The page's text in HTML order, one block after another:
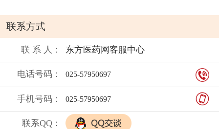
司都会要求供应商必须提供GMP、
商检，产品出厂全部进行合格审查。
提供39个字号和合法PI文，从生产到
交货全程一对一专人跟进，售后一个
月内出现质量问题，无条件退换货。
依托同济大学的科研实力，公司聚集
了国内外20多名业内顶尖专家，全方
联系方式
联 系 人： 东方医药网客服中心
电话号码： 025-57950697
手机号码： 025-57950697
联系QQ：